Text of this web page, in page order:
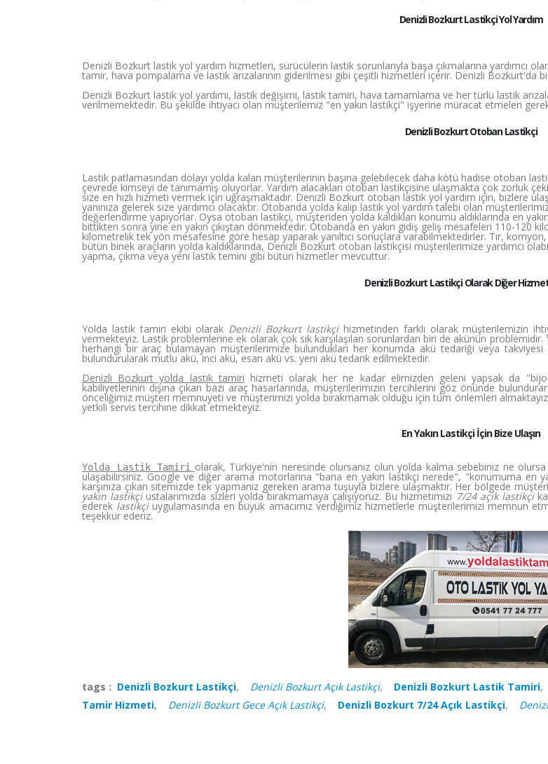
Denizli Bozkurt Lastikçi Yol Yardım
Denizli Bozkurt lastik yol yardım hizmetleri, sürücülerin lastik sorunlarıyla başa çıkmalarına yardımcı
tamir, hava pompalama ve lastik arızalarının giderilmesi gibi çeşitli hizmetleri içerir. Denizli Bozkurt'da
Denizli Bozkurt lastik yol yardımı, lastik değişimi, lastik tamiri, hava tamamlama ve her türlü lastik
verilmemektedir. Bu şekilde ihtiyacı olan müşterilemiz "en yakın lastikçi" işyerine müracat etmeleri
Denizli Bozkurt Otoban Lastikçi
Lastik patlamasından dolayı yolda kalan müşterilerinin başına gelebilecek daha kötü hadise otoban
çevrede kimseyi de tanımamış oluyorlar. Yardım alacakları otoban lastikçisine ulaşmakta çok zorluk
size en hızlı hizmeti vermek için uğraşmaktadır. Denizli Bozkurt otoban lastik yol yardım için, bizlere
yanınıza gelerek size yardımcı olacaktır. Otobanda yolda kalıp lastik yol yardım talebi olan
değerlendirme yapıyorlar. Oysa otoban lastikçi, müşteriden yolda kaldıkları konumu aldıklarında en
bittikten sonra yine en yakın çıkıştan dönmektedir. Otobanda en yakın gidiş geliş mesafeleri 110-120
kilometrelik tek yön mesafesine göre hesap yaparak yanıltıcı sonuçlara varabilmektedirler. Tır,
bütün binek araçların yolda kaldıklarında, Denizli Bozkurt otoban lastikçisi müşterilerimize yardımcı
yapma, çıkma veya yeni lastik temini gibi bütün hizmetler mevcuttur.
Denizli Bozkurt Lastikçi Olarak Diğer
Yolda lastik tamiri ekibi olarak Denizli Bozkurt lastikçihizmetinden farklı olarak müşterilemizin
vermekteyiz. Lastik problemlerine ek olarak çok sık karşılaşılan sorunlardan biri de akünün
herhangi bir araç bulamayan müşterilerimize bulundukları her konumda akü tedariği veya
bulundurularak mutlu akü, inci akü, esan akü vs. yeni akü tedarik edilmektedir.
Denizli Bozkurt yolda lastik tamiri hizmeti olarak her ne kadar elimizden geleni yapsak da
kabiliyetlerinin dışına çıkan bazı araç hasarlarında, müşterilerimizin tercihlerini göz önünde
önceliğimiz müşteri memnuyeti ve müşterimizi yolda bırakmamak olduğu için tüm önlemleri
yetkili servis tercihine dikkat etmekteyiz.
En Yakın Lastikçi İçin Bize Ulaşın
Yolda Lastik Tamiri olarak, Türkiye'nin neresinde olursanız olun yolda kalma sebebiniz ne
ulaşabilirsiniz. Google ve diğer arama motorlarına "bana en yakın lastikçi nerede", "konumuma en
karşınıza çıkan sitemizde tek yapmanız gereken arama tuşuyla bizlere ulaşmaktır. Her bölgede
yakın lastikçiustalarımızda sizleri yolda bırakmamaya çalışıyoruz. Bu hizmetimizi 7/24 açık lastikçi
ederek lastikçiuygulamasında en büyük amacımız verdiğimiz hizmetlerle müşterilerimizi memnun
teşekkür ederiz.
tags : Denizli Bozkurt Lastikçi, Denizli Bozkurt Açık Lastikçi, Denizli Bozkurt Lastik Tamiri,
Tamir Hizmeti, Denizli Bozkurt Gece Açık Lastikçi, Denizli Bozkurt 7/24 Açık Lastikçi,